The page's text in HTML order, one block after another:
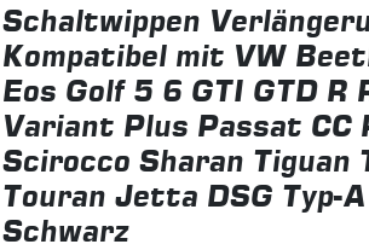
Schaltwippen
Kompatibel mit VW
Eos Golf 5 6 GTI GTD R
Variant Plus Passat CC
Scirocco Sharan Tiguan
Touran Jetta DSG Typ-
Schwarz